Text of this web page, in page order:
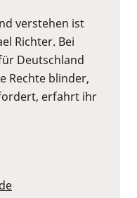
verstehen ist
Richter. Bei
Deutschland
Rechte blinder,
erfahrt ihr